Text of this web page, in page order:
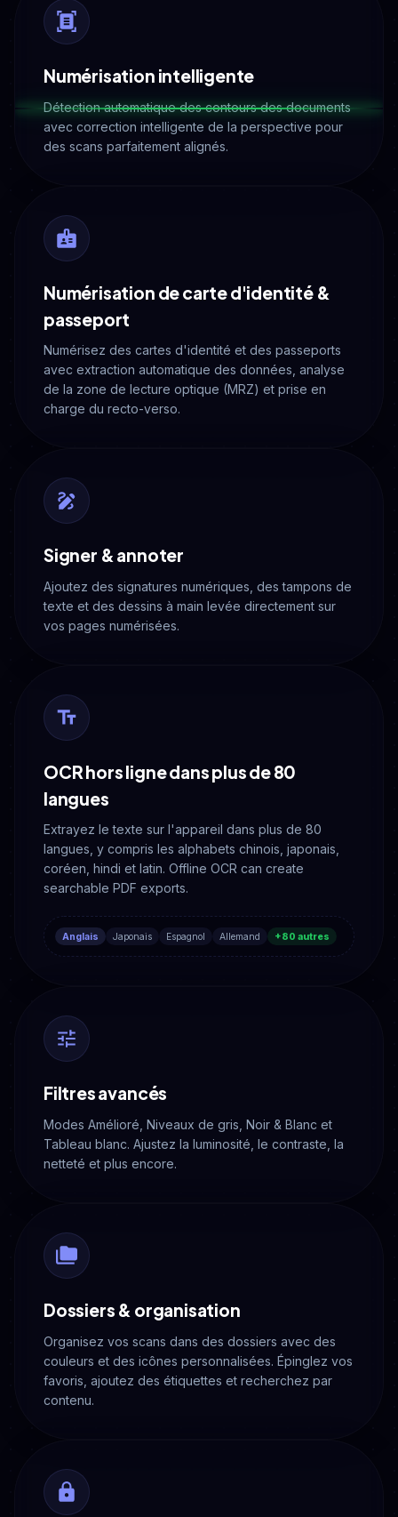
Numérisation intelligente
Détection automatique des contours des documents
avec correction intelligente de la perspective pour
des scans parfaitement alignés.
Numérisation de carte d'identité &
passeport
Numérisez des cartes d'identité et des passeports
avec extraction automatique des données, analyse
de la zone de lecture optique (MRZ) et prise en
charge du recto-verso.
Signer & annoter
Ajoutez des signatures numériques, des tampons de
texte et des dessins à main levée directement sur
vos pages numérisées.
OCR hors ligne dans plus de 80
langues
Extrayez le texte sur l'appareil dans plus de 80
langues, y compris les alphabets chinois, japonais,
coréen, hindi et latin. Offline OCR can create
searchable PDF exports.
Anglais Japonais Espagnol Allemand +80 autres
Filtres avancés
Modes Amélioré, Niveaux de gris, Noir & Blanc et
Tableau blanc. Ajustez la luminosité, le contraste, la
netteté et plus encore.
Dossiers & organisation
Organisez vos scans dans des dossiers avec des
couleurs et des icônes personnalisées. Épinglez vos
favoris, ajoutez des étiquettes et recherchez par
contenu.